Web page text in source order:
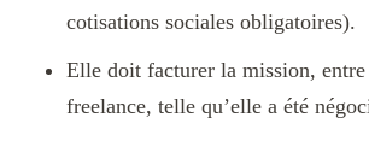
cotisations sociales obligatoires).
Elle doit facturer la mission,
freelance, telle qu’elle a été